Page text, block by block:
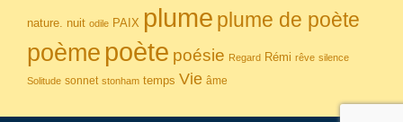
nature. nuit odile PAIX plume plume de poète
poème poète poésie Regard Rémi rêve silence
Solitude sonnet stonham temps Vie âme